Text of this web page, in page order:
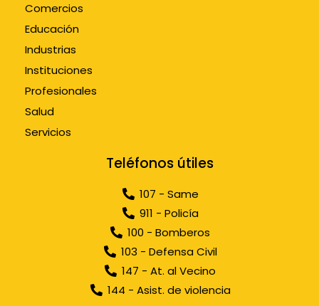
Comercios
Educación
Industrias
Instituciones
Profesionales
Salud
Servicios
Teléfonos útiles
107 - Same
911 - Policía
100 - Bomberos
103 - Defensa Civil
147 - At. al Vecino
144 - Asist. de violencia